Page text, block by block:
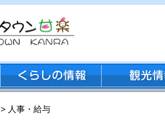
> 人事・給与